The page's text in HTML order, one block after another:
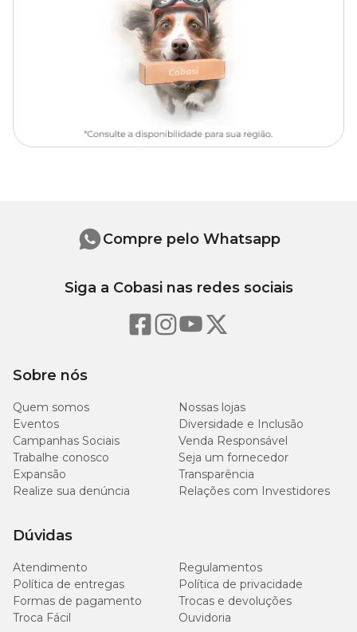
exposição direta ao sol, que pode queimar suas folhas sensíveis.
Gosta de solo sempre úmido, mas nunca encharcado. Regue com
frequência, especialmente em dias quentes, mantendo a umidade
vegetal, húmus e areia são ideais.
equilibradas (como NPK 10-10-10), sempre em pequenas
Poda
Remova folhas secas ou amareladas regularmente para estimular
o crescimento e manter a planta saudável.
Sobre nós
Quem somos
Nossas lojas
Eventos
Diversidade e Inclusão
Campanhas Sociais
Venda Responsável
Trabalhe conosco
Seja um fornecedor
Expansão
Transparência
Realize sua denúncia
Relações com Investidores
Dúvidas
Atendimento
Regulamentos
Política de entregas
Política de privacidade
Formas de pagamento
Trocas e devoluções
Troca Fácil
Ouvidoria
Compre pelo Whatsapp
Siga a Cobasi nas redes sociais